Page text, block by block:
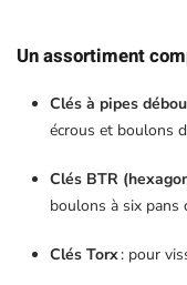
Un assortiment
Clés à pipes
écrous et boulons
Clés BTR
boulons à six pans
Clés Torx: pour